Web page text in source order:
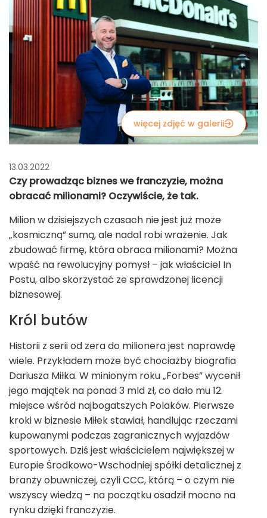
więcej zdjęć w galerii
13.03.2022
Czy prowadząc biznes we franczyzie, można
obracać milionami? Oczywiście, że tak.
Milion w dzisiejszych czasach nie jest już może
„kosmiczną” sumą, ale nadal robi wrażenie. Jak
zbudować firmę, która obraca milionami? Można
wpaść na rewolucyjny pomysł – jak właściciel In
Postu, albo skorzystać ze sprawdzonej licencji
biznesowej.
Król butów
Historii z serii od zera do milionera jest naprawdę
wiele. Przykładem może być chociażby biografia
Dariusza Miłka. W minionym roku „Forbes” wycenił
jego majątek na ponad 3 mld zł, co dało mu 12.
miejsce wśród najbogatszych Polaków. Pierwsze
kroki w biznesie Miłek stawiał, handlując rzeczami
kupowanymi podczas zagranicznych wyjazdów
sportowych. Dziś jest właścicielem największej w
Europie Środkowo-Wschodniej spółki detalicznej z
branży obuwniczej, czyli CCC, którą – o czym nie
wszyscy wiedzą – na początku osadził mocno na
rynku dzięki franczyzie.